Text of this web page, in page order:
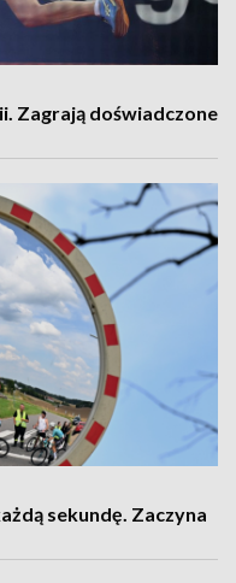
Zagrają doświadczone
sekundę. Zaczyna